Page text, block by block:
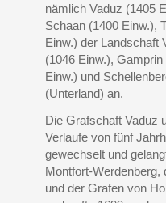
nämlich Vaduz (1405
Schaan (1400 Einw.),
Einw.) der Landschaft
(1046 Einw.),
Einw.) und
(Unterland) an.
Die Grafschaft Vaduz
Verlaufe von fünf
gewechselt und
Montfort-Werdenberg,
und der Grafen von